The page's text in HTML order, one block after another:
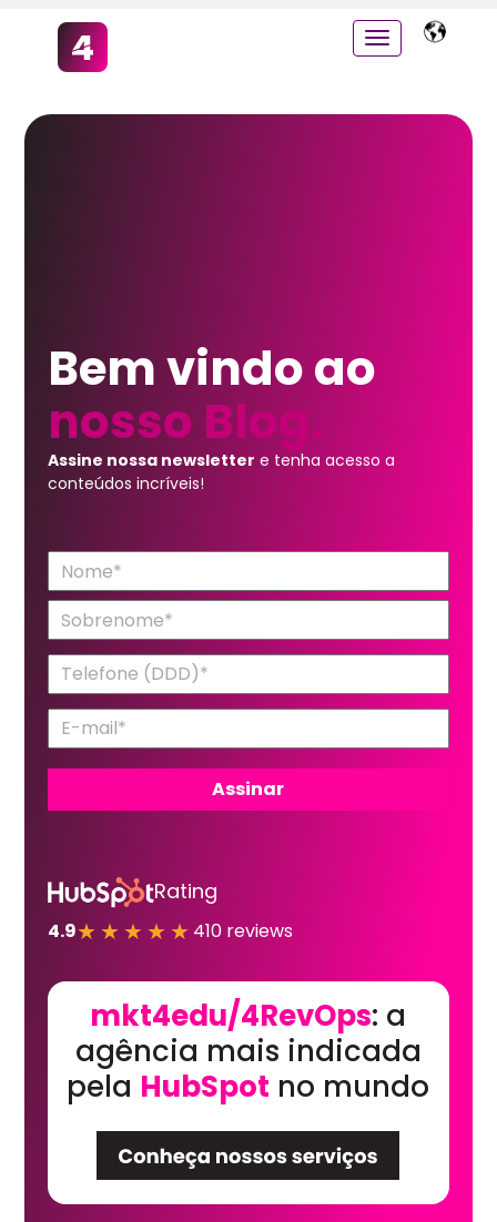
Bem vindo ao
nosso Blog.
Assine nossa newsletter e tenha acesso a
conteúdos incríveis!
Rating
4.9★★★★★ 410 reviews
mkt4edu/4RevOps: a
agência mais indicada
pela HubSpot no mundo